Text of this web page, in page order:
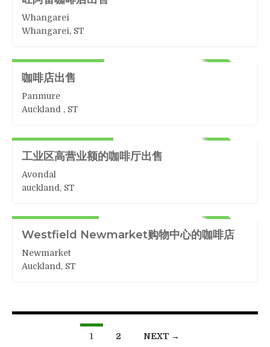
Whangarei
Whangarei, ST
咖啡
咖啡店出售
Panmure
Auckland , ST
咖啡
工业区高营业额的咖啡厅出售
Avondal
auckland, ST
ACTIVE
咖啡
Westfield Newmarket购物中心的咖啡店
Newmarket
Auckland, ST
1 2 NEXT →